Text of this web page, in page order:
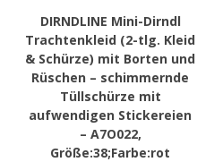
DIRNDLINE Mini-Dirndl
Trachtenkleid (2-tlg. Kleid
& Schürze) mit Borten und
Rüschen – schimmernde
Tüllschürze mit
aufwendigen Stickereien
– A7O022,
Größe:38;Farbe:rot